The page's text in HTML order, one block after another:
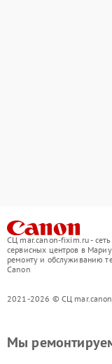
СЦ mar.canon-fixim.ru - сеть
сервисных центров в
ремонту и обслуживанию
Canon
2021-2026 © СЦ
Мы